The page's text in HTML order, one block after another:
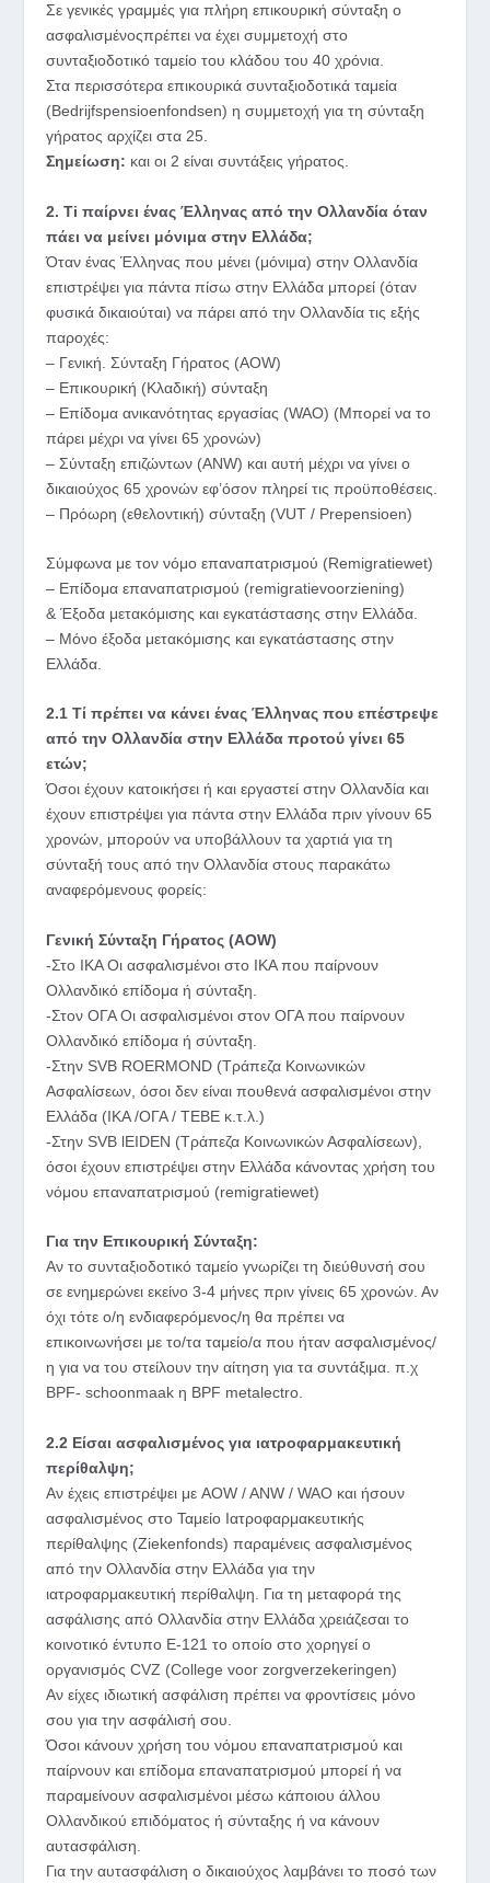
Σε γενικές γραμμές για πλήρη επικουρική σύνταξη ο
ασφαλισμένοςπρέπει να έχει συμμετοχή στο
συνταξιοδοτικό ταμείο του κλάδου του 40 χρόνια.
Στα περισσότερα επικουρικά συνταξιοδοτικά ταμεία
(Bedrijfspensioenfondsen) η συμμετοχή για τη σύνταξη
γήρατος αρχίζει στα 25.
Σημείωση: και οι 2 είναι συντάξεις γήρατος.
2. Ti παίρνει ένας Έλληνας από την Ολλανδία όταν
πάει να μείνει μόνιμα στην Ελλάδα;
Όταν ένας Έλληνας που μένει (μόνιμα) στην Ολλανδία
επιστρέψει για πάντα πίσω στην Ελλάδα μπορεί (όταν
φυσικά δικαιούται) να πάρει από την Ολλανδία τις εξής
παροχές:
– Γενική. Σύνταξη Γήρατος (AOW)
– Επικουρική (Κλαδική) σύνταξη
– Επίδομα ανικανότητας εργασίας (WAO) (Μπορεί να το
πάρει μέχρι να γίνει 65 χρονών)
– Σύνταξη επιζώντων (ΑΝW) και αυτή μέχρι να γίνει ο
δικαιούχος 65 χρονών εφ’όσον πληρεί τις προϋποθέσεις.
– Πρόωρη (εθελοντική) σύνταξη (VUT / Prepensioen)
Σύμφωνα με τον νόμο επαναπατρισμού (Remigratiewet)
– Επίδομα επαναπατρισμού (remigratievoorziening)
& Έξοδα μετακόμισης και εγκατάστασης στην Ελλάδα.
– Μόνο έξοδα μετακόμισης και εγκατάστασης στην
Ελλάδα.
2.1 Tί πρέπει να κάνει ένας Έλληνας που επέστρεψε
από την Ολλανδία στην Ελλάδα προτού γίνει 65
ετών;
Όσοι έχουν κατοικήσει ή και εργαστεί στην Ολλανδία και
έχουν επιστρέψει για πάντα στην Ελλάδα πριν γίνουν 65
χρονών, μπορούν να υποβάλλουν τα χαρτιά για τη
σύνταξή τους από την Ολλανδία στους παρακάτω
αναφερόμενους φορείς:
Γενική Σύνταξη Γήρατος (ΑΟW)
-Στο ΙΚΑ Οι ασφαλισμένοι στο ΙΚΑ που παίρνουν
Ολλανδικό επίδομα ή σύνταξη.
-Στον ΟΓΑ Οι ασφαλισμένοι στον ΟΓΑ που παίρνουν
Ολλανδικό επίδομα ή σύνταξη.
-Στην SVB ROERMOND (Τράπεζα Κοινωνικών
Ασφαλίσεων, όσοι δεν είναι πουθενά ασφαλισμένοι στην
Ελλάδα (ΙΚΑ /ΟΓΑ / ΤΕΒΕ κ.τ.λ.)
-Στην SVB lEIDEN (Τράπεζα Κοινωνικών Ασφαλίσεων),
όσοι έχουν επιστρέψει στην Ελλάδα κάνοντας χρήση του
νόμου επαναπατρισμού (remigratiewet)
Για την Επικουρική Σύνταξη:
Aν το συνταξιοδοτικό ταμείο γνωρίζει τη διεύθυνσή σου
σε ενημερώνει εκείνο 3-4 μήνες πριν γίνεις 65 χρονών. Αν
όχι τότε ο/η ενδιαφερόμενος/η θα πρέπει να
επικοινωνήσει με το/τα ταμείο/α που ήταν ασφαλισμένος/
η για να του στείλουν την αίτηση για τα συντάξιμα. π.χ
BPF- schoonmaak η BPF metalectro.
2.2 Είσαι ασφαλισμένος για ιατροφαρμακευτική
περίθαλψη;
Αν έχεις επιστρέψει με AOW / ANW / WAO και ήσουν
ασφαλισμένος στο Ταμείο Ιατροφαρμακευτικής
περίθαλψης (Ziekenfonds) παραμένεις ασφαλισμένος
από την Ολλανδία στην Ελλάδα για την
ιατροφαρμακευτική περίθαλψη. Για τη μεταφορά της
ασφάλισης από Ολλανδία στην Ελλάδα χρειάζεσαι το
κοινοτικό έντυπο Ε-121 το οποίο στο χορηγεί ο
οργανισμός CVZ (College voor zorgverzekeringen)
Αν είχες ιδιωτική ασφάλιση πρέπει να φροντίσεις μόνο
σου για την ασφάλισή σου.
Όσοι κάνουν χρήση του νόμου επαναπατρισμού και
παίρνουν και επίδομα επαναπατρισμού μπορεί ή να
παραμείνουν ασφαλισμένοι μέσω κάποιου άλλου
Ολλανδικού επιδόματος ή σύνταξης ή να κάνουν
αυτασφάλιση.
Για την αυτασφάλιση ο δικαιούχος λαμβάνει το ποσό των